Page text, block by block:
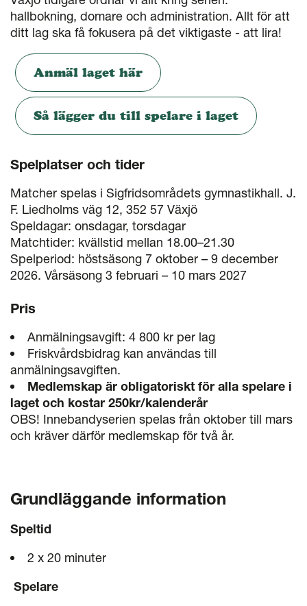
hallbokning, domare och administration. Allt för att
ditt lag ska få fokusera på det viktigaste - att lira!
Anmäl laget här
Så lägger du till spelare i laget
Spelplatser och tider
Matcher spelas i Sigfridsområdets gymnastikhall. J.
F. Liedholms väg 12, 352 57 Växjö
Speldagar: onsdagar, torsdagar
Matchtider: kvällstid mellan 18.00–21.30
Spelperiod: höstsäsong 7 oktober – 9 december
2026. Vårsäsong 3 februari – 10 mars 2027
Pris
Anmälningsavgift: 4 800 kr per lag
Friskvårdsbidrag kan användas till
anmälningsavgiften.
Medlemskap är obligatoriskt för alla spelare i
laget och kostar 250kr/kalenderår
OBS! Innebandyserien spelas från oktober till mars
och kräver därför medlemskap för två år.
Grundläggande information
Speltid
2 x 20 minuter
Spelare